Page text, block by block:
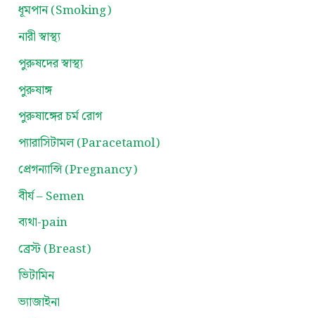
ধূমপান (Smoking)
নারী স্বাস্থ্য
পুরুষদের স্বাস্থ্য
পুরুষাঙ্গ
পুরুষাঙ্গের চর্ম রোগ
প্যারাসিটামল (Paracetamol)
প্রেগন্যান্সি (Pregnancy)
বীর্য – Semen
ব্যথা-pain
ব্রেস্ট (Breast)
ভিটামিন
ভ্যাজাইনা